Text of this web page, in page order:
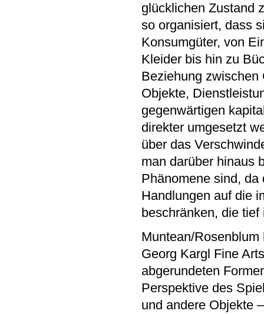
glücklichen Zustand
so organisiert, dass
Konsumgüter, von
Kleider bis hin zu
Beziehung zwischen
Objekte,
gegenwärtigen
direkter umgesetzt
über das
man darüber hinaus
Phänomene sind,
Handlungen auf die
beschränken, die
Muntean/Rosenblum
Georg Kargl Fine
abgerundeten
Perspektive des
und andere Objekte